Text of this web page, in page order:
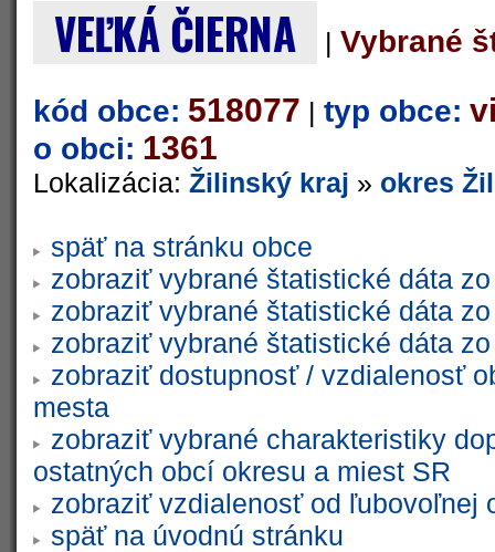
VEĽKÁ ČIERNA | Vybrané
kód obce: 518077 | typ obce:
o obci: 1361
Lokalizácia: Žilinský kraj » okres
späť na stránku obce
zobraziť vybrané štatistické dáta
zobraziť vybrané štatistické dáta
zobraziť vybrané štatistické dáta
zobraziť dostupnosť / vzdialenosť
mesta
zobraziť vybrané charakteristiky
ostatných obcí okresu a miest SR
zobraziť vzdialenosť od ľubovoľnej
späť na úvodnú stránku